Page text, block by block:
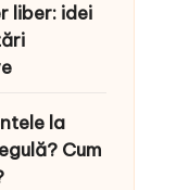
liber: idei
la
Cum